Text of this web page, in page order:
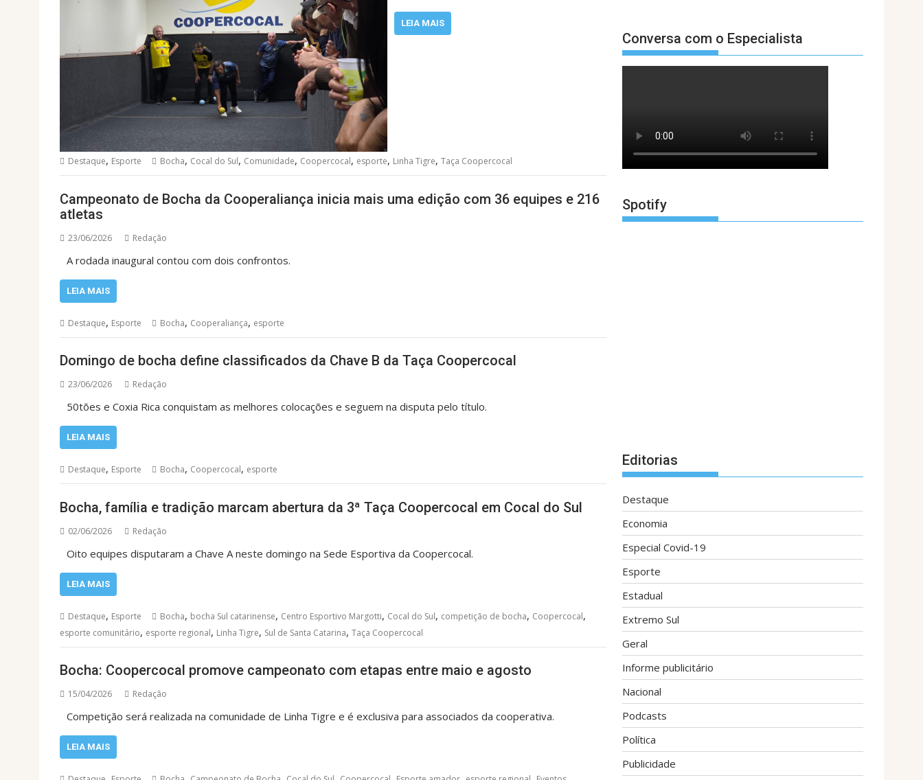
LEIA MAIS
Destaque, Esporte Bocha, Cocal do Sul, Comunidade, Coopercocal, esporte, Linha Tigre, Taça Coopercocal
Campeonato de Bocha da Cooperaliança inicia mais uma edição com 36 equipes e 216
atletas
23/06/2026 Redação
A rodada inaugural contou com dois confrontos.
LEIA MAIS
Destaque, Esporte Bocha, Cooperaliança, esporte
Domingo de bocha define classificados da Chave B da Taça Coopercocal
23/06/2026 Redação
50tões e Coxia Rica conquistam as melhores colocações e seguem na disputa pelo título.
LEIA MAIS
Destaque, Esporte Bocha, Coopercocal, esporte
Bocha, família e tradição marcam abertura da 3ª Taça Coopercocal em Cocal do Sul
02/06/2026 Redação
Oito equipes disputaram a Chave A neste domingo na Sede Esportiva da Coopercocal.
LEIA MAIS
Destaque, Esporte Bocha, bocha Sul catarinense, Centro Esportivo Margotti, Cocal do Sul, competição de bocha, Coopercocal,
esporte comunitário, esporte regional, Linha Tigre, Sul de Santa Catarina, Taça Coopercocal
Bocha: Coopercocal promove campeonato com etapas entre maio e agosto
15/04/2026 Redação
Competição será realizada na comunidade de Linha Tigre e é exclusiva para associados da cooperativa.
LEIA MAIS
Conversa com o Especialista
Spotify
Editorias
Destaque
Economia
Especial Covid-19
Esporte
Estadual
Extremo Sul
Geral
Informe publicitário
Nacional
Podcasts
Política
Publicidade